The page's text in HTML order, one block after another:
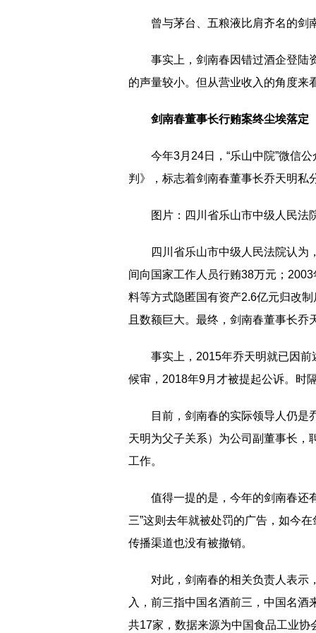
曾与茅台、五粮液比肩齐名的剑
事实上，剑南春因错过酒企登陆
的声量较小。但从营业收入的角度来
剑南春董事长行贿案终尘埃落定
今年3月24日，“乐山中院”微信
判》，标志着剑南春董事长乔天明私
图片：四川省乐山市中级人民法
四川省乐山市中级人民法院认
间向国家工作人员行贿38万元；
料等方式隐匿国有资产2.6亿元归改
且数额巨大。最终，剑南春董事长
事实上，2015年乔天明就已因
候审，2018年9月才被提起公诉。时
目前，剑南春的实际领导人仍
天明为父子关系）为公司副董事长，
工作。
值得一提的是，今年的剑南春还
三”这则去年就被处罚的广告，如今
传播渠道也没有被撤销。
对此，剑南春的相关负责人表示
入，前三指中国名酒前三，中国名
共17家，数据来源为中国食品工业协